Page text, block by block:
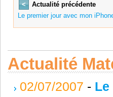
<
Actualité précédente
Le premier jour avec mon
Actualité
02/07/2007 -